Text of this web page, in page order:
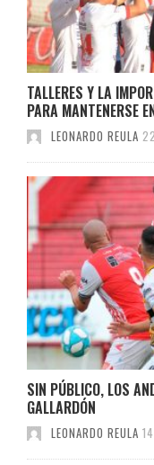
TALLERES Y LA
PARA MANTENERSE
LEONARDO REULA
SIN PÚBLICO, LOS
GALLARDÓN
LEONARDO REULA